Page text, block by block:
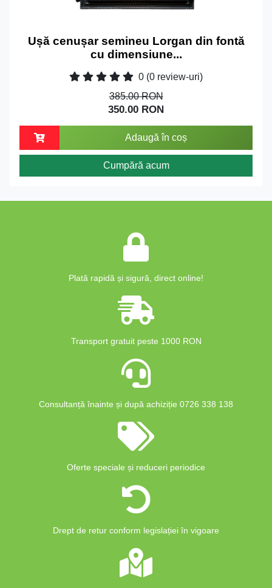
Ușă cenușar semineu Lorgan din fontă
cu dimensiune...
0 (0 review-uri)
385.00 RON
350.00 RON
Adaugă în coș
Cumpără acum
Plată rapidă și sigură, direct online!
Transport gratuit peste 1000 RON
Consultanță înainte și după achiziție 0726 338 138
Oferte speciale și reduceri periodice
Drept de retur conform legislației în vigoare